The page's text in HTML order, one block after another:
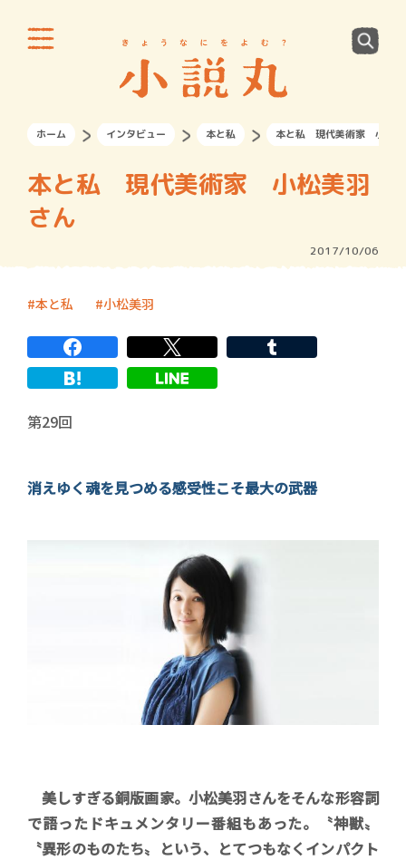
ホーム インタビュー 本と私 本と私 現代美術家 小松美
本と私 現代美術家 小松美羽
さん
2017/10/06
本と私 小松美羽
連載回数
第29回
消えゆく魂を見つめる感受性こそ最大の武器
イントロ
美しすぎる銅版画家。小松美羽さんをそんな形容詞
で語ったドキュメンタリー番組もあった。〝神獣〟
〝異形のものたち〟という、とてつもなくインパクト